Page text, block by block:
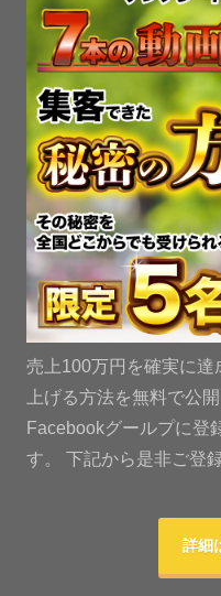
売上100万円を確実に達
上げる方法を無料で公
Facebookグールプに登
す。 下記から是非ご登
詳細